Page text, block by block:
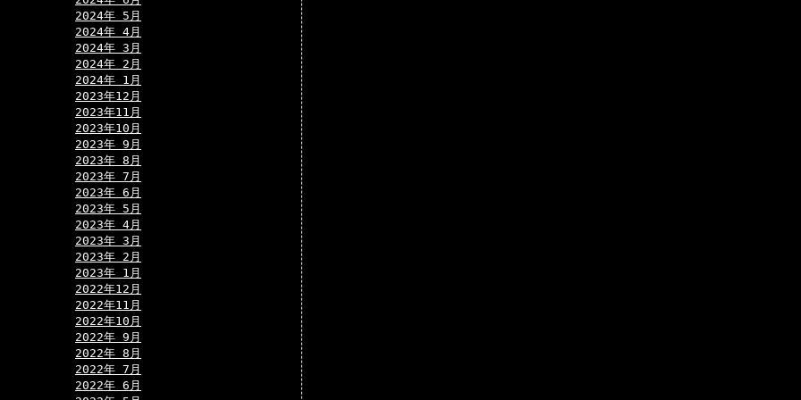
2024年 5月
2024年 4月
2024年 3月
2024年 2月
2024年 1月
2023年12月
2023年11月
2023年10月
2023年 9月
2023年 8月
2023年 7月
2023年 6月
2023年 5月
2023年 4月
2023年 3月
2023年 2月
2023年 1月
2022年12月
2022年11月
2022年10月
2022年 9月
2022年 8月
2022年 7月
2022年 6月